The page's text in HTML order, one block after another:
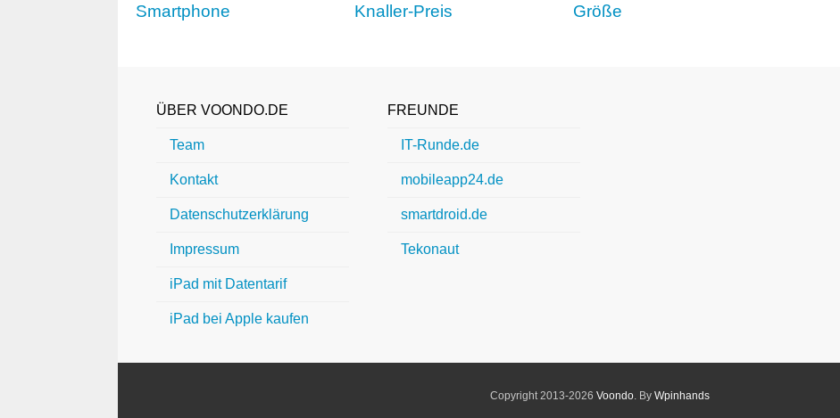
Smartphone
Knaller-Preis
Größe
ÜBER VOONDO.DE
Team
Kontakt
Datenschutzerklärung
Impressum
iPad mit Datentarif
iPad bei Apple kaufen
FREUNDE
IT-Runde.de
mobileapp24.de
smartdroid.de
Tekonaut
Copyright 2013-2026 Voondo . By Wpinhands